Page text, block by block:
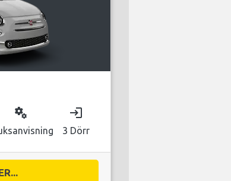
miscellaneous_services login
3 Dörr